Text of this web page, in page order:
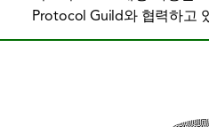
Protocol Guild와 협력하고